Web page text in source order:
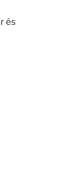
és